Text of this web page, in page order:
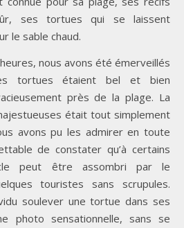
ses tortues qui se laissent
le sable chaud.
nous avons été émerveillés
tortues étaient bel et bien
près de la plage. La
était tout simplement
avons pu les admirer en toute
de constater qu’à certains
peut être assombri par le
touristes sans scrupules.
soulever une tortue dans ses
photo sensationnelle, sans se